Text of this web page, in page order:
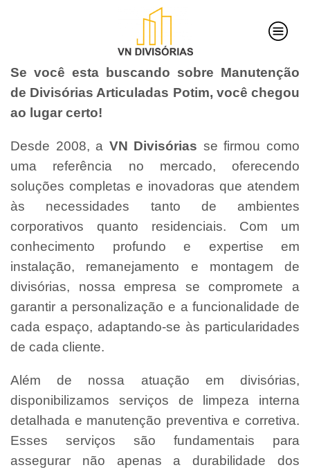
Se você esta buscando sobre Manutenção
de Divisórias Articuladas Potim, você chegou
ao lugar certo!
Desde 2008, a VN Divisórias se firmou como
uma referência no mercado, oferecendo
soluções completas e inovadoras que atendem
às necessidades tanto de ambientes
corporativos quanto residenciais. Com um
conhecimento profundo e expertise em
instalação, remanejamento e montagem de
divisórias, nossa empresa se compromete a
garantir a personalização e a funcionalidade de
cada espaço, adaptando-se às particularidades
de cada cliente.
Além de nossa atuação em divisórias,
disponibilizamos serviços de limpeza interna
detalhada e manutenção preventiva e corretiva.
Esses serviços são fundamentais para
assegurar não apenas a durabilidade dos